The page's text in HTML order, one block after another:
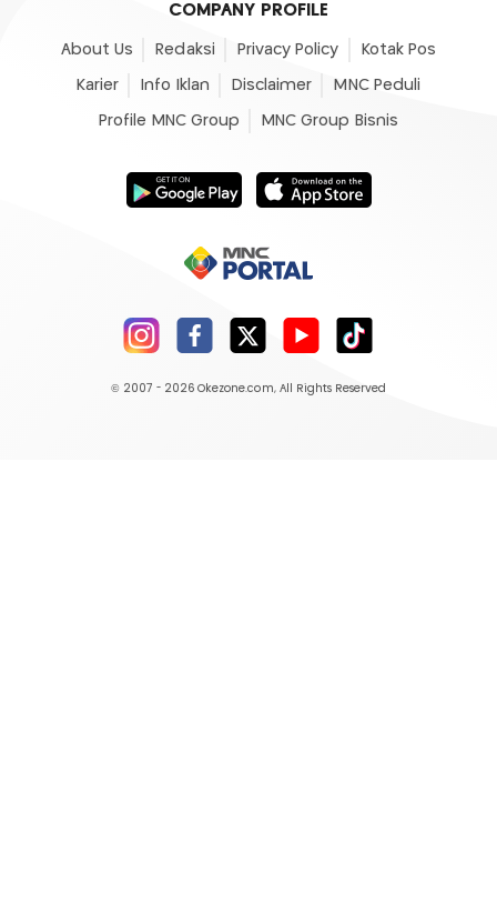
COMPANY PROFILE
About Us Redaksi Privacy Policy Kotak Pos
Karier Info Iklan Disclaimer MNC Peduli
Profile MNC Group MNC Group Bisnis
© 2007 - 2026 Okezone.com, All Rights Reserved